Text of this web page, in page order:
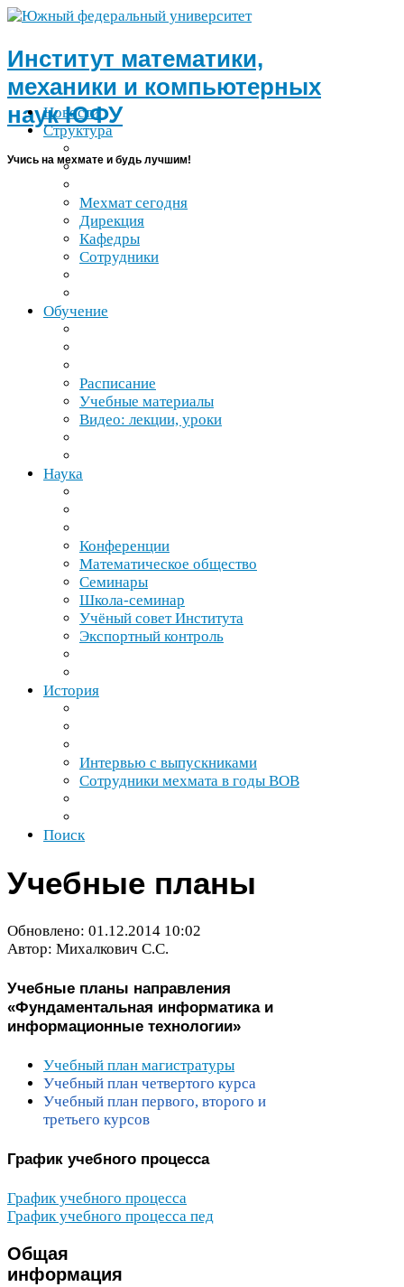
Институт математики,
механики и компьютерных
наукЮФУ
Учись на мехмате и будь лучшим!
Новости
Структура
Мехмат сегодня
Дирекция
Кафедры
Сотрудники
Обучение
Расписание
Учебные материалы
Видео: лекции, уроки
Наука
Конференции
Математическое общество
Семинары
Школа-​семинар
Учёный совет Института
Экспортный контроль
История
Интервью с выпускниками
Сотрудники мехмата в годы ВОВ
Поиск
Учебные планы
Обновлено: 01 .12.2014 10:02
Автор: Михалкович С.С.
Учебные планы направления
«Фундаментальная информатика и
информационные технологии»
Учебный план магистратуры
Учебный план четвертого курса
Учебный план первого, второго и
третьего курсов
График учебного процесса
График учебного процесса
График учебного процесса пед
Общая
информация